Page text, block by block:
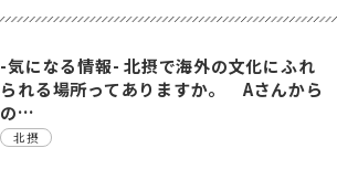
-気になる情報- 北摂で海外の文化にふれ
られる場所ってありますか。 Aさんから
の…
北摂